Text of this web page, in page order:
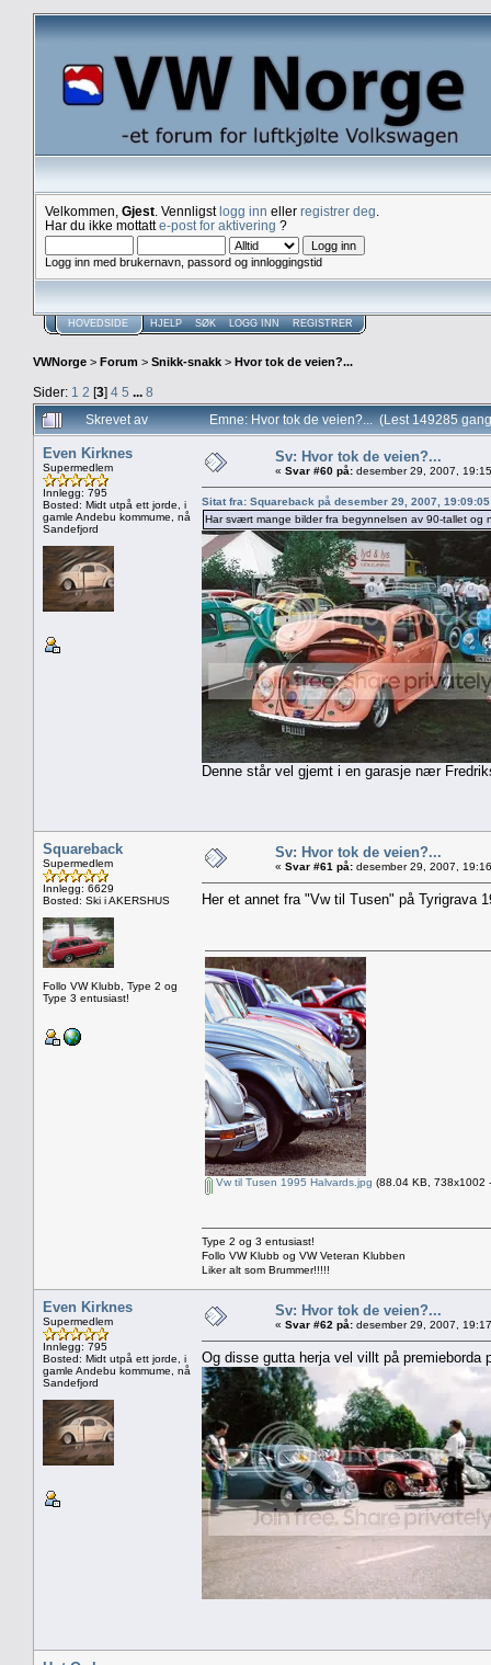
Velkommen, Gjest . Vennligstlogg inn eller registrer deg
Har du ikke mottatte-post for aktivering ?
Logg inn med brukernavn, passord og innloggingstid
HOVEDSIDE HJELP SØK LOGG INN REGISTRER
VWNorge > Forum > Snikk-snakk > Hvor tok de veien?...
Sider: 1 2 [3] 4 5 ... 8
Skrevet av
Emne: Hvor tok de veien?... (Lest 149285
Even Kirknes
Supermedlem
Innlegg: 795
Bosted: Midt utpå ett jorde, i
gamle Andebu kommume, nå
Sandefjord
Sv: Hvor tok de veien?...
« Svar #60 på: desember 29, 2007,
Sitat fra: Squareback på desember 29, 2007,
Har svært mange bilder fra begynnelsen av 90-tallet og
Denne står vel gjemt i en garasje nær
Squareback
Supermedlem
Innlegg: 6629
Bosted: Ski i AKERSHUS
Follo VW Klubb, Type 2 og
Type 3 entusiast!
Sv: Hvor tok de veien?...
« Svar #61 på: desember 29, 2007,
Her et annet fra "Vw til Tusen" på Tyrigrava
Vw til Tusen 1995 Halvards.jpg (88.04 KB, 738x1002
Type 2 og 3 entusiast!
Follo VW Klubb og VW Veteran Klubben
Liker alt som Brummer!!!!!
Even Kirknes
Supermedlem
Innlegg: 795
Bosted: Midt utpå ett jorde, i
gamle Andebu kommume, nå
Sandefjord
Sv: Hvor tok de veien?...
« Svar #62 på: desember 29, 2007,
Og disse gutta herja vel villt på premieborda